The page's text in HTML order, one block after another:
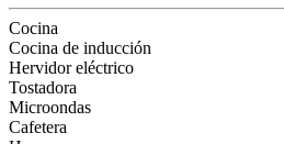
Cocina
Cocina de inducción
Hervidor eléctrico
Tostadora
Microondas
Cafetera